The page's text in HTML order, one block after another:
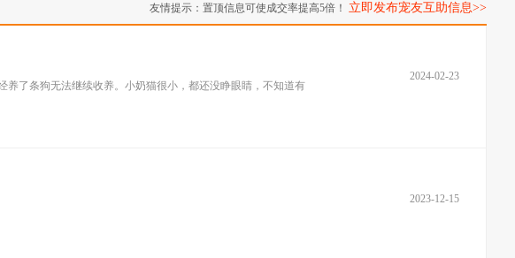
友情提示：置顶信息可使成交率提高5倍！ 立即发布宠友互助信息>>
2024-02-23
了条狗无法继续收养。小奶猫很小，都还没睁眼睛，不知道有
2023-12-15